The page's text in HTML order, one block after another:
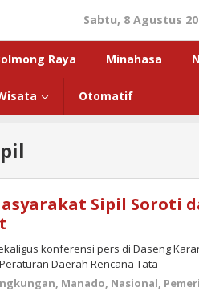
Sabtu, 8 Agustus
Raya Minahasa
Otomatif
Sipil Soroti
konferensi pers di Daseng
Daerah Rencana Tata
, Manado, Nasional,